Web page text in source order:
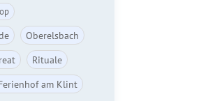
Oberelsbach
Rituale
am Klint